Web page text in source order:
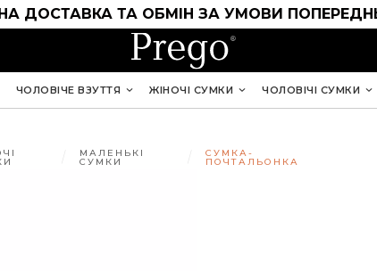
ДОСТАВКА ТА ОБМІН ЗА УМОВИ
ЧОЛОВІЧЕ ВЗУТТЯ ЖІНОЧІ СУМКИ ЧОЛОВІЧІ СУМКИ
МАЛЕНЬКІ
СУМКИ
СУМКА-
ПОЧТАЛЬОНКА